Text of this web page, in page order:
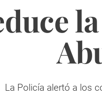
La Policía alertó a los